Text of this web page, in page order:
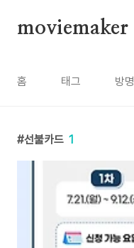
moviemaker
홈 태그 방
선불카드 1